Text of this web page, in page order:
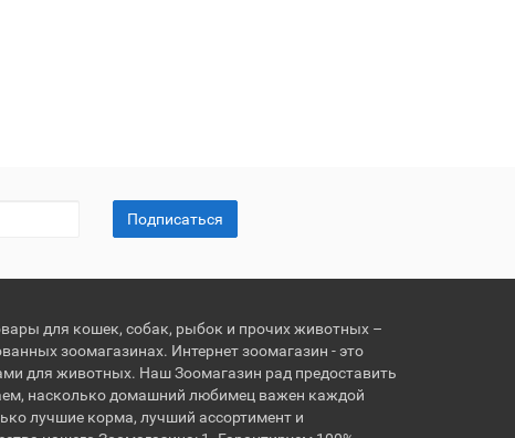
Подписаться
для кошек, собак, рыбок и прочих животных –
зоомагазинах. Интернет зоомагазин - это
для животных. Наш Зоомагазин рад предоставить
насколько домашний любимец важен каждой
лучшие корма, лучший ассортимент и